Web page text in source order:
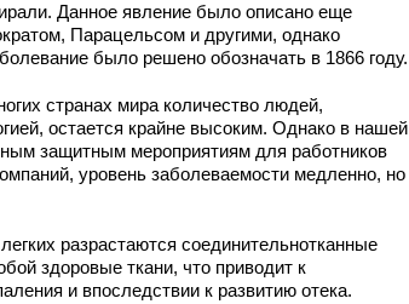
Данное явление было описано еще
Парацельсом и другими, однако
было решено обозначать в 1866 году.
странах мира количество людей,
остается крайне высоким. Однако в нашей
защитным мероприятиям для работников
уровень заболеваемости медленно, но
разрастаются соединительнотканные
здоровые ткани, что приводит к
и впоследствии к развитию отека.